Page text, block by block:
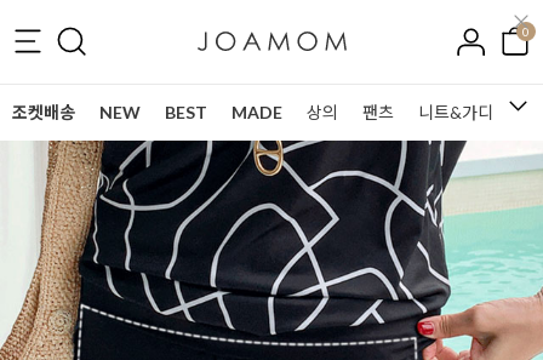
0
조켓배송 NEW BEST MADE 상의 팬츠 니트&가디건